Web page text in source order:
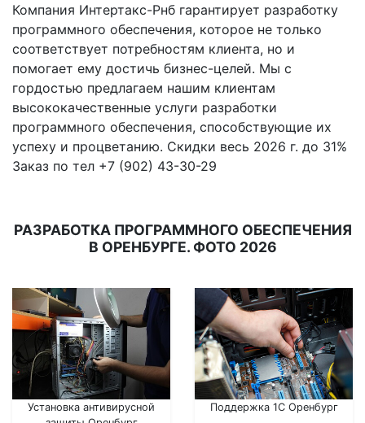
Компания Интертакс-Рнб гарантирует разработку
программного обеспечения, которое не только
соответствует потребностям клиента, но и
помогает ему достичь бизнес-целей. Мы с
гордостью предлагаем нашим клиентам
высококачественные услуги разработки
программного обеспечения, способствующие их
успеху и процветанию. Скидки весь 2026 г. до 31%
Заказ по тел +7 (902) 43-30-29
РАЗРАБОТКА ПРОГРАММНОГО ОБЕСПЕЧЕНИЯ
В ОРЕНБУРГЕ. ФОТО 2026
Установка антивирусной
Поддержка 1С Оренбург